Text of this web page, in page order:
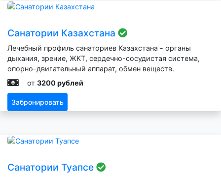
Санатории Казахстана
Лечебный профиль санаториев Казахстана - органы
дыхания, зрение, ЖКТ, сердечно-сосудистая система,
опорно-двигательный аппарат, обмен веществ.
от 3200 рублей
Забронировать
Санатории Туапсе